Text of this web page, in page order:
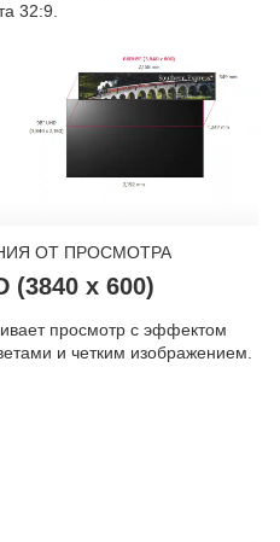
32:9.
ОТ ПРОСМОТРА
(3840 x 600)
просмотр с эффектом
и четким изображением.